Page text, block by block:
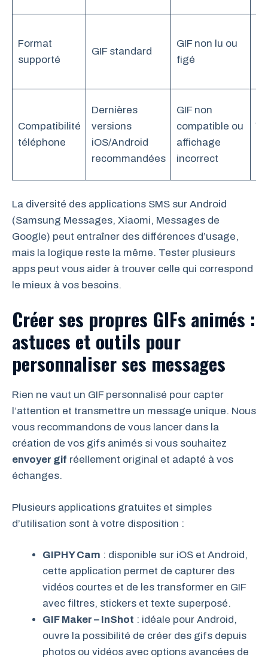
Format
supporté
GIF standard
GIF non lu ou
figé
Compatibilité
téléphone
Dernières
versions
iOS/Android
recommandées
GIF non
compatible ou
affichage
incorrect
La diversité des applications SMS sur Android
(Samsung Messages, Xiaomi, Messages de
Google) peut entraîner des différences d’usage,
mais la logique reste la même. Tester plusieurs
apps peut vous aider à trouver celle qui correspond
le mieux à vos besoins.
Créer ses propres GIFs animés :
astuces et outils pour
personnaliser ses messages
Rien ne vaut un GIF personnalisé pour capter
l’attention et transmettre un message unique. Nous
vous recommandons de vous lancer dans la
création de vos gifs animés si vous souhaitez
envoyer gif réellement original et adapté à vos
échanges.
Plusieurs applications gratuites et simples
d’utilisation sont à votre disposition :
GIPHY Cam : disponible sur iOS et Android,
cette application permet de capturer des
vidéos courtes et de les transformer en GIF
avec filtres, stickers et texte superposé.
GIF Maker – InShot : idéale pour Android,
ouvre la possibilité de créer des gifs depuis
photos ou vidéos avec options avancées de